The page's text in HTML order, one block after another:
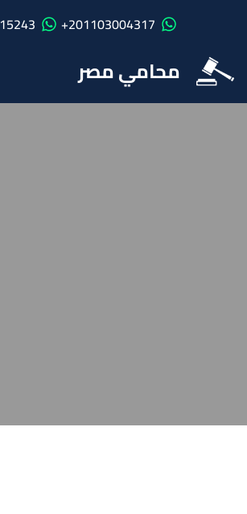
201103004317+
محامي مصر